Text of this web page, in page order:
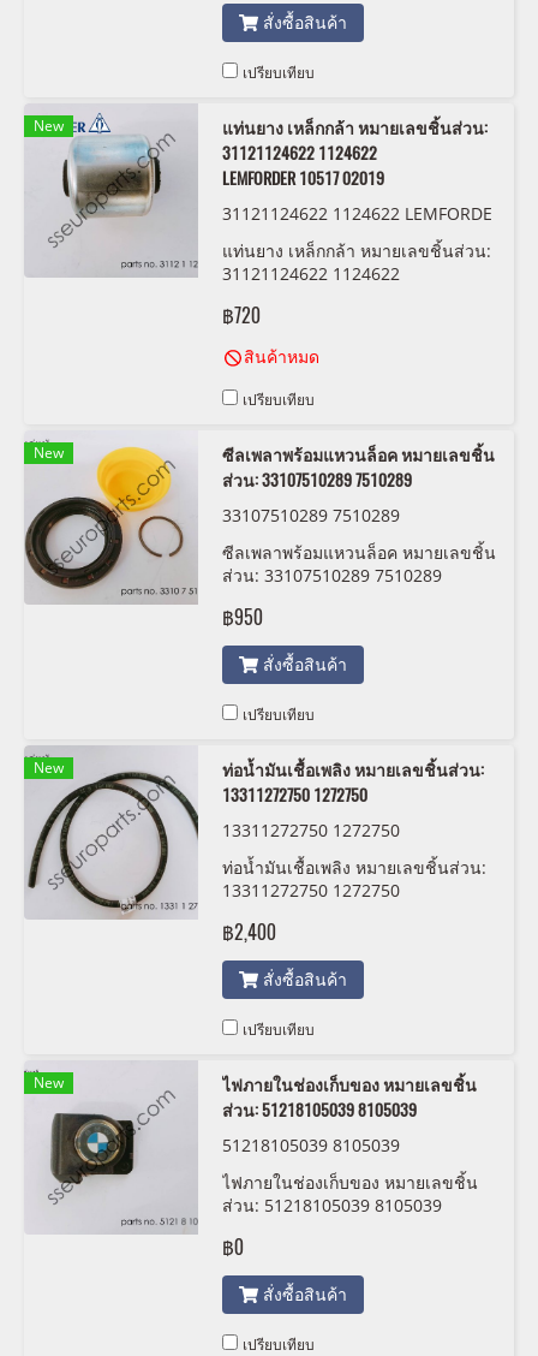
สั่งซื้อสินค้า
เปรียบเทียบ
New
แท่นยาง เหล็กกล้า หมายเลขชิ้นส่วน:
31121124622 1124622
LEMFORDER 10517 02019
31121124622 1124622 LEMFORDE
R 10517 02019
แท่นยาง เหล็กกล้า หมายเลขชิ้นส่วน:
31121124622 1124622
฿720
สินค้าหมด
เปรียบเทียบ
New
ซีลเพลาพร้อมแหวนล็อค หมายเลขชิ้น
ส่วน: 33107510289 7510289
33107510289 7510289
ซีลเพลาพร้อมแหวนล็อค หมายเลขชิ้น
ส่วน: 33107510289 7510289
฿950
สั่งซื้อสินค้า
เปรียบเทียบ
New
ท่อน้ำมันเชื้อเพลิง หมายเลขชิ้นส่วน:
13311272750 1272750
13311272750 1272750
ท่อน้ำมันเชื้อเพลิง หมายเลขชิ้นส่วน:
13311272750 1272750
฿2,400
สั่งซื้อสินค้า
เปรียบเทียบ
New
ไฟภายในช่องเก็บของ หมายเลขชิ้น
ส่วน: 51218105039 8105039
51218105039 8105039
ไฟภายในช่องเก็บของ หมายเลขชิ้น
ส่วน: 51218105039 8105039
฿0
สั่งซื้อสินค้า
เปรียบเทียบ